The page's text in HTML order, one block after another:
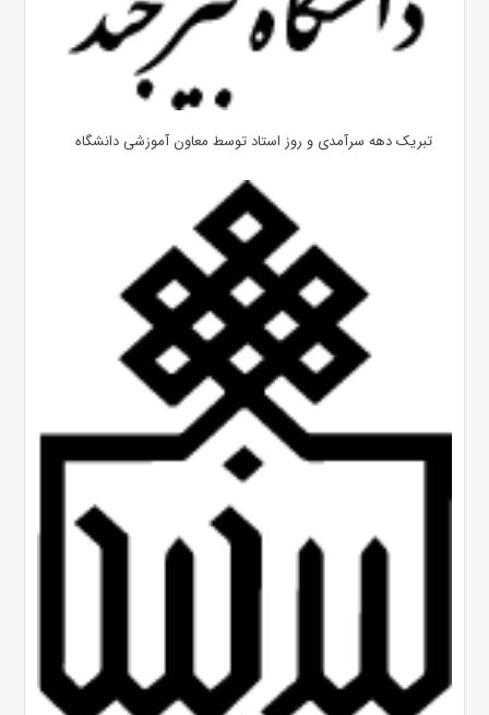
تبریک دهه سرآمدی و روز استاد توسط معاون آموزشی دانشگاه